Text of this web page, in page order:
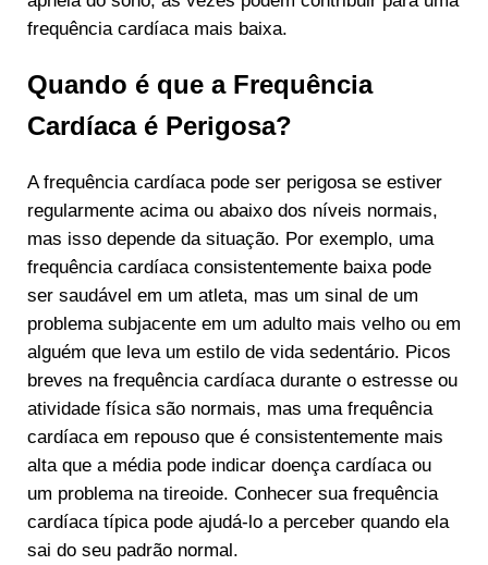
frequência cardíaca mais baixa.
Quando é que a Frequência
Cardíaca é Perigosa?
A frequência cardíaca pode ser perigosa se estiver
regularmente acima ou abaixo dos níveis normais,
mas isso depende da situação. Por exemplo, uma
frequência cardíaca consistentemente baixa pode
ser saudável em um atleta, mas um sinal de um
problema subjacente em um adulto mais velho ou em
alguém que leva um estilo de vida sedentário. Picos
breves na frequência cardíaca durante o estresse ou
atividade física são normais, mas uma frequência
cardíaca em repouso que é consistentemente mais
alta que a média pode indicar doença cardíaca ou
um problema na tireoide. Conhecer sua frequência
cardíaca típica pode ajudá-lo a perceber quando ela
sai do seu padrão normal.